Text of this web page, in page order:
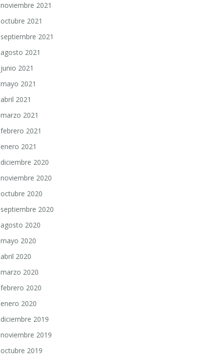
noviembre 2021
octubre 2021
septiembre 2021
agosto 2021
junio 2021
mayo 2021
abril 2021
marzo 2021
febrero 2021
enero 2021
diciembre 2020
noviembre 2020
octubre 2020
septiembre 2020
agosto 2020
mayo 2020
abril 2020
marzo 2020
febrero 2020
enero 2020
diciembre 2019
noviembre 2019
octubre 2019